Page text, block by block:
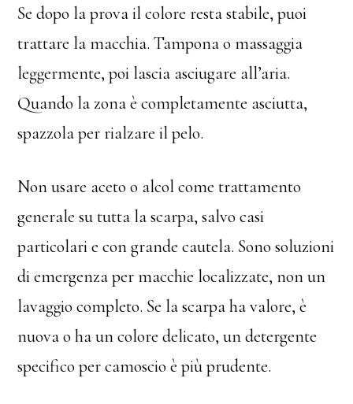
Se dopo la prova il colore resta stabile, puoi
trattare la macchia. Tampona o massaggia
leggermente, poi lascia asciugare all’aria.
Quando la zona è completamente asciutta,
spazzola per rialzare il pelo.
Non usare aceto o alcol come trattamento
generale su tutta la scarpa, salvo casi
particolari e con grande cautela. Sono soluzioni
di emergenza per macchie localizzate, non un
lavaggio completo. Se la scarpa ha valore, è
nuova o ha un colore delicato, un detergente
specifico per camoscio è più prudente.